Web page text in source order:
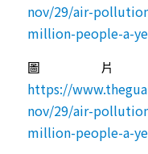
nov/29/air-
million-people-a-
圖
https://
nov/29/air-
million-people-a-